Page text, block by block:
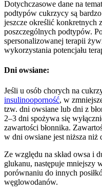
Dotychczasowe dane na
podtypów cukrzycy są
jeszcze określić konkretnych
poszczególnych podtypów.
spersonalizowanej terapii
wykorzystania potencjału
Dni owsiane:
Jeśli u osób chorych na
insulinooporność, w
tzw. dni owsiane lub dni z
2–3 dni spożywa się
zawartości błonnika.
w dni owsiane jest niższa niż
Ze względu na skład owsa i
glukanu, następuje mniejszy
porównaniu do innych
węglowodanów.